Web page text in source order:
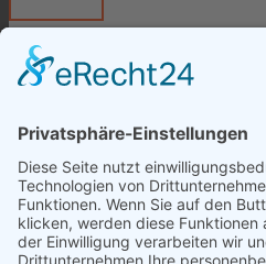
Start
Über Uns
Jobs
Kontakt
Service